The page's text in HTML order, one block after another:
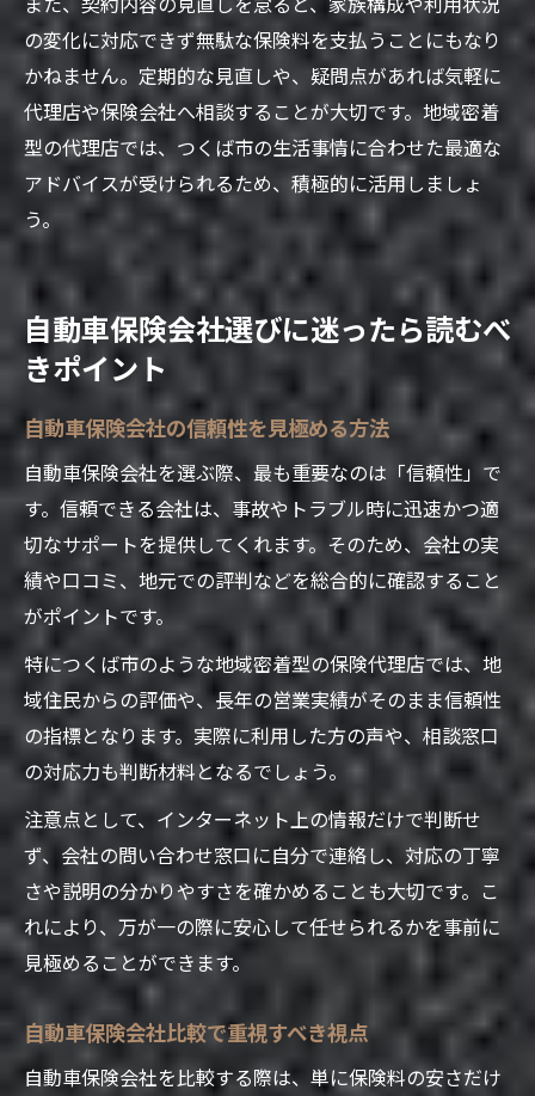
の変化に対応できず無駄な保険料を支払うことにもなり
かねません。定期的な見直しや、疑問点があれば気軽に
代理店や保険会社へ相談することが大切です。地域密着
型の代理店では、つくば市の生活事情に合わせた最適な
アドバイスが受けられるため、積極的に活用しましょ
う。
自動車保険会社選びに迷ったら読むべ
きポイント
自動車保険会社の信頼性を見極める方法
自動車保険会社を選ぶ際、最も重要なのは「信頼性」で
す。信頼できる会社は、事故やトラブル時に迅速かつ適
切なサポートを提供してくれます。そのため、会社の実
績や口コミ、地元での評判などを総合的に確認すること
がポイントです。
特につくば市のような地域密着型の保険代理店では、地
域住民からの評価や、長年の営業実績がそのまま信頼性
の指標となります。実際に利用した方の声や、相談窓口
の対応力も判断材料となるでしょう。
注意点として、インターネット上の情報だけで判断せ
ず、会社の問い合わせ窓口に自分で連絡し、対応の丁寧
さや説明の分かりやすさを確かめることも大切です。こ
れにより、万が一の際に安心して任せられるかを事前に
見極めることができます。
自動車保険会社比較で重視すべき視点
自動車保険会社を比較する際は、単に保険料の安さだけ